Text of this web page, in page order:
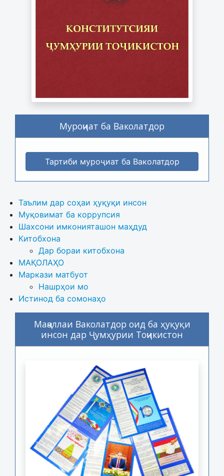
Муроҷиат ба Ваколатдор
Тартиби муроҷиат ба Ваколатдор
Таълим дар соҳаи ҳуқуқи инсон
Муқовимат ба коррупсия
Шахсони имконияташон маҳдуд
Китобхона
Дар бораи китобхона
МАҚОЛАҲО
Маркази матбуот
Нашрҳои мо
Истинод ба сомонаҳо
Маҷаллаи Ваколатдор оид ба ҳуқуқи
инсон дар Ҷумҳурии Тоҷикистон